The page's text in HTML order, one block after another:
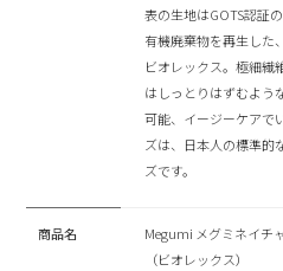
表の生地はGOTS認証
有機廃棄物を再生した
ビオレックス。極細繊
はしっとりはずむよう
可能、イージーケアで
ズは、日本人の標準的
ズです。
商品名
Megumi メグミネイチ
（ビオレックス）